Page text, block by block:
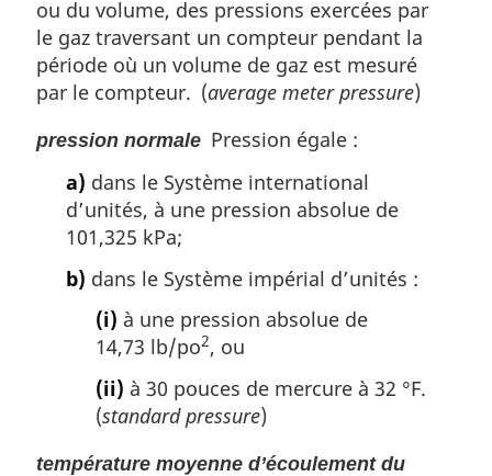
ou du volume, des pressions exercées par
le gaz traversant un compteur pendant la
période où un volume de gaz est mesuré
par le compteur. (average meter pressure)
pression normale Pression égale :
a) dans le Système international
d’unités, à une pression absolue de
101,325 kPa;
b) dans le Système impérial d’unités :
(i) à une pression absolue de
14,73 lb/po2, ou
(ii) à 30 pouces de mercure à 32 °F.
(standard pressure)
température moyenne d’écoulement du